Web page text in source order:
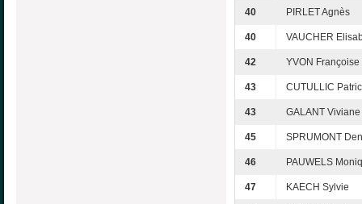
40 PIRLET Agnès
40 VAUCHER
42 YVON Françoise
43 CUTULLIC
43 GALANT Viviane
45 SPRUMONT
46 PAUWELS
47 KAECH Sylvie